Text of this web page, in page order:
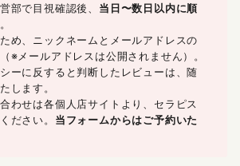
部で目視確認後、 当日〜数日以内に順
め、ニックネームとメールアドレスの
※メールアドレスは公開されません）。
ーに反すると判断したレビューは、随
します。
わせは各個人店サイトより、セラピス
ださい。 当フォームからはご予約いた